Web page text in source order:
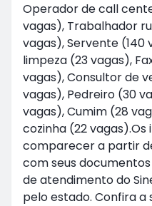
Operador de call
vagas), Trabalhador
vagas), Servente (140
limpeza (23 vagas),
vagas), Consultor de
vagas), Pedreiro (30
vagas), Cumim (28
cozinha (22
comparecer a partir
com seus documentos
de atendimento do
pelo estado. Confira